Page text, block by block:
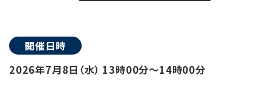
開催日時
2026年7月8日（水） 13時00分～14時00分